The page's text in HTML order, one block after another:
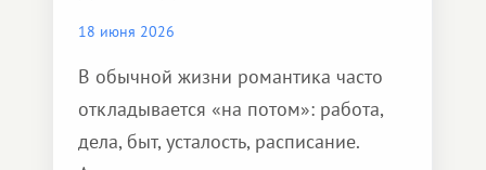
18 июня 2026
В обычной жизни романтика часто
откладывается «на потом»: работа,
дела, быт, усталость, расписание.